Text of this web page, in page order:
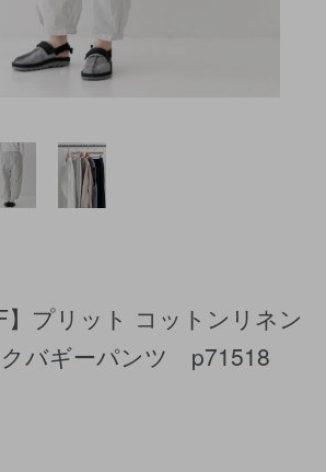
】プリット コットンリネン
バギーパンツ p71518